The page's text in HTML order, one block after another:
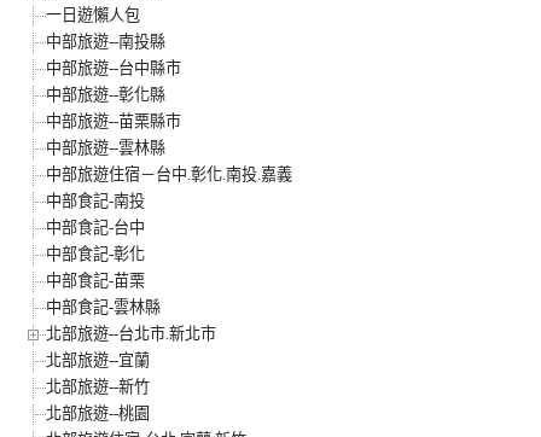
一日遊懶人包
中部旅遊--南投縣
中部旅遊--台中縣市
中部旅遊--彰化縣
中部旅遊--苗栗縣市
中部旅遊--雲林縣
中部旅遊住宿－台中.彰化.南投.嘉義
中部食記-南投
中部食記-台中
中部食記-彰化
中部食記-苗栗
中部食記-雲林縣
北部旅遊--台北市.新北市
北部旅遊--宜蘭
北部旅遊--新竹
北部旅遊--桃園